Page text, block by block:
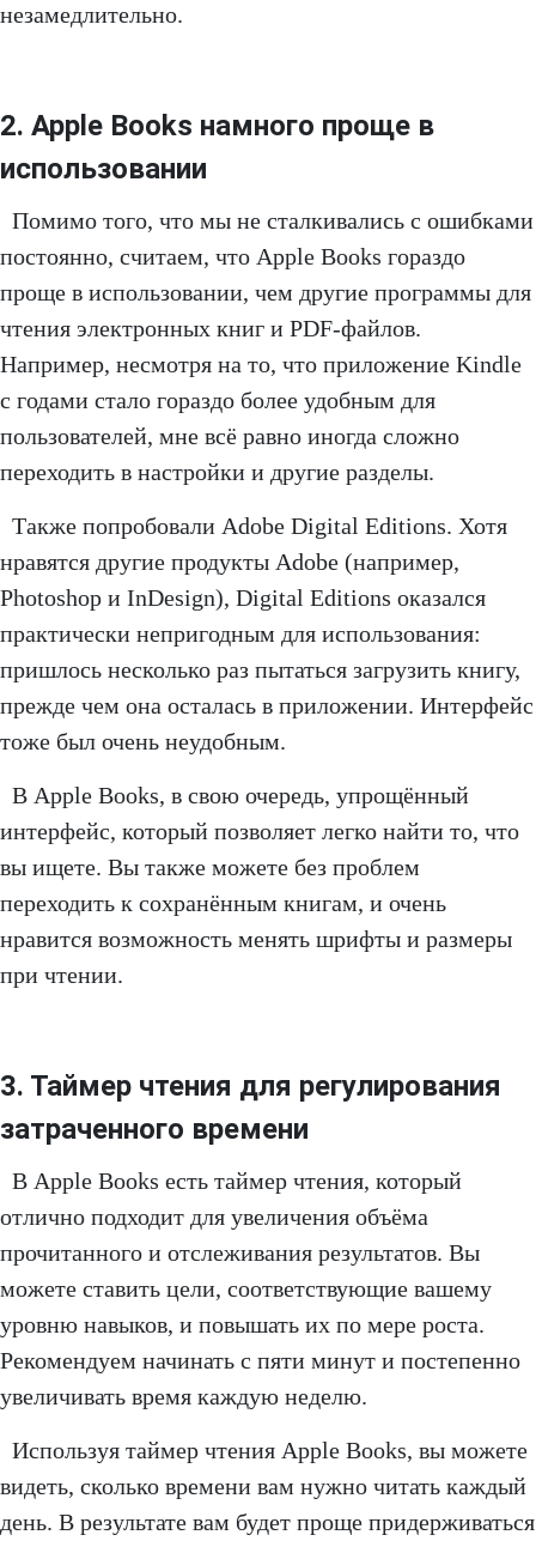
незамедлительно.
2. Apple Books намного проще в
использовании
Помимо того, что мы не сталкивались с ошибками
постоянно, считаем, что Apple Books гораздо
проще в использовании, чем другие программы для
чтения электронных книг и PDF-файлов.
Например, несмотря на то, что приложение Kindle
с годами стало гораздо более удобным для
пользователей, мне всё равно иногда сложно
переходить в настройки и другие разделы.
Также попробовали Adobe Digital Editions. Хотя
нравятся другие продукты Adobe (например,
Photoshop и InDesign), Digital Editions оказался
практически непригодным для использования:
пришлось несколько раз пытаться загрузить книгу,
прежде чем она осталась в приложении. Интерфейс
тоже был очень неудобным.
В Apple Books, в свою очередь, упрощённый
интерфейс, который позволяет легко найти то, что
вы ищете. Вы также можете без проблем
переходить к сохранённым книгам, и очень
нравится возможность менять шрифты и размеры
при чтении.
3. Таймер чтения для регулирования
затраченного времени
В Apple Books есть таймер чтения, который
отлично подходит для увеличения объёма
прочитанного и отслеживания результатов. Вы
можете ставить цели, соответствующие вашему
уровню навыков, и повышать их по мере роста.
Рекомендуем начинать с пяти минут и постепенно
увеличивать время каждую неделю.
Используя таймер чтения Apple Books, вы можете
видеть, сколько времени вам нужно читать каждый
день. В результате вам будет проще придерживаться